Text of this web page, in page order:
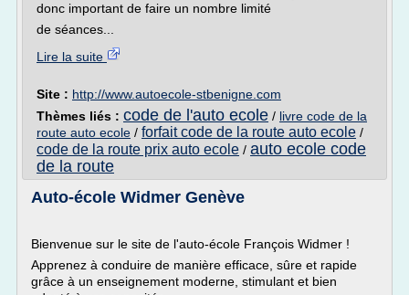
donc important de faire un nombre limité
de séances...
Lire la suite
Site : http://www.autoecole-stbenigne.com
Thèmes liés : code de l'auto ecole / livre code de la
route auto ecole / forfait code de la route auto ecole /
code de la route prix auto ecole / auto ecole code
de la route
Auto-école Widmer Genève
Bienvenue sur le site de l'auto­-école François Widmer !
Apprenez à conduire de manière efficace, sûre et rapide
grâce à un enseignement moderne, stimulant et bien